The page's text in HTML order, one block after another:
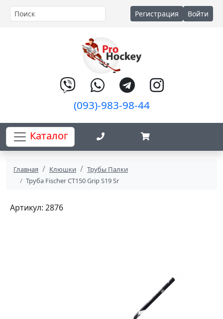
Регистрация Войти
(093)-983-98-44
Каталог
Главная Клюшки
Трубы Палки
Труба Fischer CT150 Grip S19 Sr
Артикул: 2876